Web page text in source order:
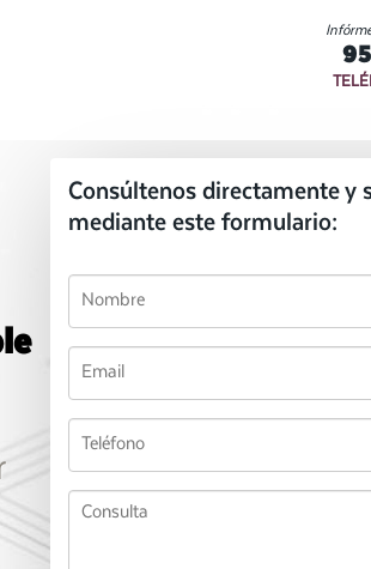
Consúltenos directamente y
mediante este formulario: